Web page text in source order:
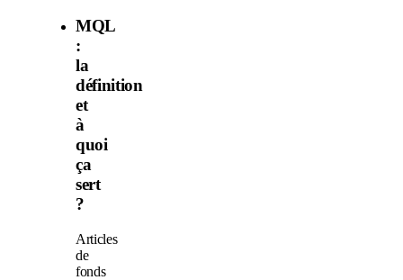
MQL
:
la
définition
et
à
quoi
ça
sert
?
Articles
de
fonds